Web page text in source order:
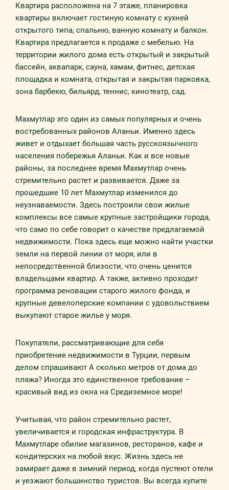
Квартира расположена на 7 этаже, планировка
квартиры включает гостиную комнату с кухней
открытого типа, спальню, ванную комнату и балкон.
Квартира предлагается к продаже с мебелью. На
территории жилого дома есть открытый и закрытый
бассейн, аквапарк, сауна, хамам, фитнес, детская
площадка и комната, открытая и закрытая парковка,
зона барбекю, бильярд, теннис, кинотеатр, сад.
Махмутлар это один из самых популярных и очень
востребованных районов Аланьи. Именно здесь
живет и отдыхает большая часть русскоязычного
населения побережья Аланьи. Как и все новые
районы, за последнее время Махмутлар очень
стремительно растет и развивается. Даже за
прошедшие 10 лет Махмутлар изменился до
неузнаваемости. Здесь построили свои жилые
комплексы все самые крупные застройщики города,
что само по себе говорит о качестве предлагаемой
недвижимости. Пока здесь еще можно найти участки
земли на первой линии от моря, или в
непосредственной близости, что очень ценится
владельцами квартир. А также, активно проходит
программа реновации старого жилого фонда, и
крупные девелоперские компании с удовольствием
выкупают старое жилье у моря.
Покупатели, рассматривающие для себя
приобретение недвижимости в Турции, первым
делом спрашивают А сколько метров от дома до
пляжа? Иногда это единственное требование –
красивый вид из окна на Средиземное море!
Учитывая, что район стремительно растет,
увеличивается и городская инфраструктура. В
Махмутларе обилие магазинов, ресторанов, кафе и
кондитерских на любой вкус. Жизнь здесь не
замирает даже в зимний период, когда пустеют отели
и уезжают большинство туристов. Вы всегда купите